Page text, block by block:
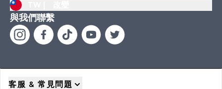
與我們聯繫
客服 & 常見問題